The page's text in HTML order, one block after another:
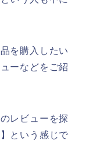
を購入したい
ーなどをご紹
レビューを探
という感じで